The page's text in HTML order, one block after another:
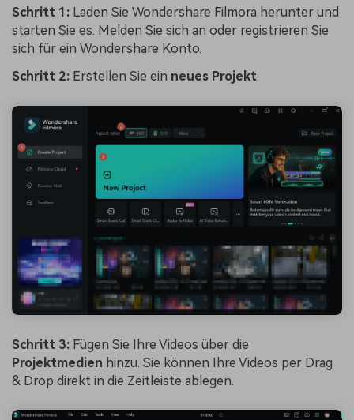
Schritt 1: Laden Sie Wondershare Filmora herunter und
starten Sie es. Melden Sie sich an oder registrieren Sie
sich für ein Wondershare Konto.
Schritt 2: Erstellen Sie ein neues Projekt.
Schritt 3: Fügen Sie Ihre Videos über die
Projektmedien hinzu. Sie können Ihre Videos per Drag
& Drop direkt in die Zeitleiste ablegen.